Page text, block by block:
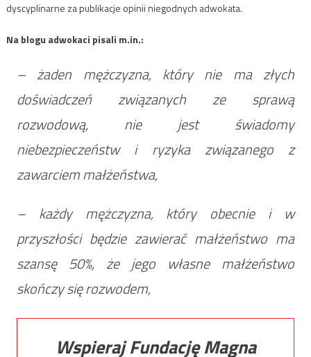
dyscyplinarne za publikacje opinii niegodnych adwokata.
Na blogu adwokaci pisali m.in.:
– żaden mężczyzna, który nie ma złych
doświadczeń związanych ze sprawą
rozwodową, nie jest świadomy
niebezpieczeństw i ryzyka związanego z
zawarciem małżeństwa,
– każdy mężczyzna, który obecnie i w
przyszłości będzie zawierać małżeństwo ma
szansę 50%, że jego własne małżeństwo
skończy się rozwodem,
Wspieraj Fundację Magna